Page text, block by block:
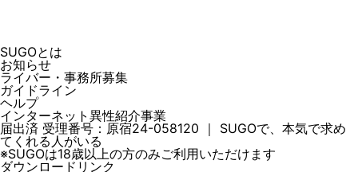
SUGOとは
お知らせ
ライバー・事務所募集
ガイドライン
ヘルプ
インターネット異性紹介事業
届出済 受理番号：原宿24-058120 ｜ SUGOで、本気で求め
てくれる人がいる
※SUGOは18歳以上の方のみご利用いただけます
ダウンロードリンク